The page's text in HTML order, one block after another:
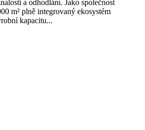
a odhodlání. Jako společnost
m² plně integrovaný ekosystém
kapacitu...